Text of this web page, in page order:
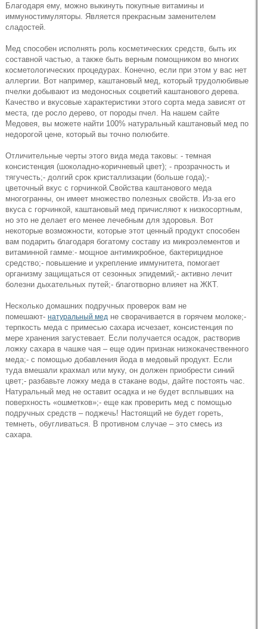
Благодаря ему, можно выкинуть покупные витамины и
иммуностимуляторы. Является прекрасным заменителем
сладостей.
Мед способен исполнять роль косметических средств, быть их
составной частью, а также быть верным помощником во многих
косметологических процедурах. Конечно, если при этом у вас нет
аллергии. Вот например, каштановый мед , который трудолюбивые
пчелки добывают из медоносных соцветий каштанового дерева.
Качество и вкусовые характеристики этого сорта меда зависят от
места, где росло дерево, от породы пчел. На нашем сайте
Медовея, вы можете найти 100% натуральный каштановый мед по
недорогой цене, который вы точно полюбите.
Отличительные черты этого вида меда таковы: - темная
консистенция (шоколадно-коричневый цвет); - прозрачность и
тягучесть;- долгий срок кристаллизации (больше года);-
цветочный вкус с горчинкой.Свойства каштанового меда
многогранны, он имеет множество полезных свойств. Из-за его
вкуса с горчинкой, каштановый мед причисляют к низкосортным,
но это не делает его менее лечебным для здоровья. Вот
некоторые возможности, которые этот ценный продукт способен
вам подарить благодаря богатому составу из микроэлементов и
витаминной гамме:- мощное антимикробное, бактерицидное
средство;- повышение и укрепление иммунитета, помогает
организму защищаться от сезонных эпидемий;- активно лечит
болезни дыхательных путей;- благотворно влияет на ЖКТ.
Несколько домашних подручных проверок вам не
помешают- натуральный мед не сворачивается в горячем молоке;-
терпкость меда с примесью сахара исчезает, консистенция по
мере хранения загустевает. Если получается осадок, растворив
ложку сахара в чашке чая – еще один признак низкокачественного
меда;- с помощью добавления йода в медовый продукт. Если
туда вмешали крахмал или муку, он должен приобрести синий
цвет;- разбавьте ложку меда в стакане воды, дайте постоять час.
Натуральный мед не оставит осадка и не будет всплывших на
поверхность «ошметков»;- еще как проверить мед с помощью
подручных средств – поджечь! Настоящий не будет гореть,
темнеть, обугливаться. В противном случае – это смесь из
сахара.